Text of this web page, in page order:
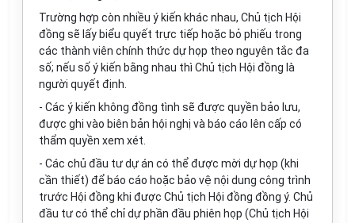
Trường hợp còn nhiều ý kiến khác nhau, Chủ tịch Hội
đồng sẽ lấy biểu quyết trực tiếp hoặc bỏ phiếu trong
các thành viên chính thức dự họp theo nguyên tắc đa
số; nếu số ý kiến bằng nhau thì Chủ tịch Hội đồng là
người quyết định.
- Các ý kiến không đồng tình sẽ được quyền bảo lưu,
được ghi vào biên bản hội nghị và báo cáo lên cấp có
thẩm quyền xem xét.
- Các chủ đầu tư dự án có thể được mời dự họp (khi
cần thiết) để báo cáo hoặc bảo vệ nội dung công trình
trước Hội đồng khi được Chủ tịch Hội đồng đồng ý. Chủ
đầu tư có thể chỉ dự phần đầu phiên họp (Chủ tịch Hội